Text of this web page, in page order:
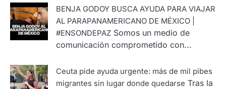
BENJA GODOY BUSCA AYUDA PARA VIAJAR
AL PARAPANAMERICANO DE MÉXICO |
#ENSONDEPAZ Somos un medio de
comunicación comprometido con...
Ceuta pide ayuda urgente: más de mil pibes
migrantes sin lugar donde quedarse Tras la